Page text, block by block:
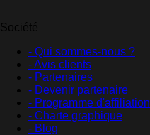
Société
- Qui sommes-nous ?
- Avis clients
- Partenaires
- Devenir partenaire
- Programme d'affiliation
- Charte graphique
- Blog